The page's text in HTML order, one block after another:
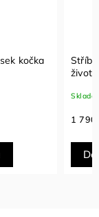
kočka
1 790